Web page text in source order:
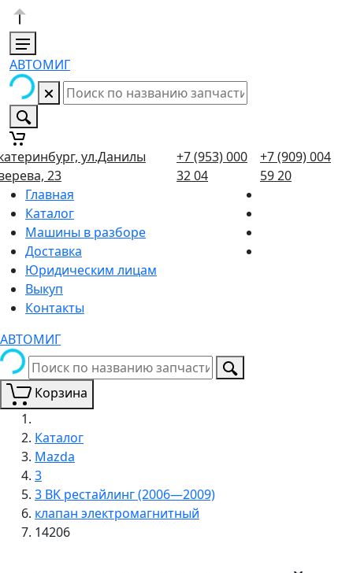
АВТОМИГ
ул.Данилы
23
+7 (953) 000
32 04
+7 (909) 004
59 20
Главная
Каталог
Машины в разборе
Доставка
Юридическим лицам
Выкуп
Контакты
АВТОМИГ
Корзина
Каталог
Mazda
3
3 BK рестайлинг (2006—2009)
клапан электромагнитный
14206